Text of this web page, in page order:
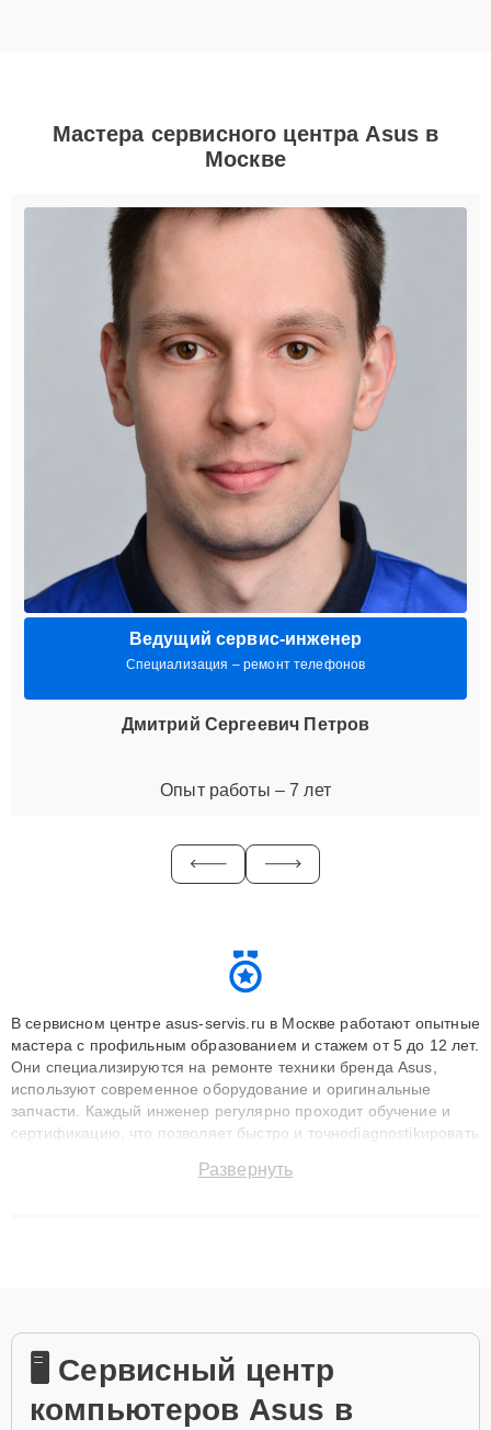
Мастера сервисного центра Asus в
Москве
Ведущий сервис-инженер
Специализация – ремонт телефонов
Дмитрий Сергеевич Петров
Опыт работы – 7 лет
В сервисном центре asus-servis.ru в Москве работают опытные
мастера с профильным образованием и стажем от 5 до 12 лет.
Они специализируются на ремонте техники бренда Asus,
используют современное оборудование и оригинальные
запчасти. Каждый инженер регулярно проходит обучение и
сертификацию, что позволяет быстро и точноdiagnostikировать
до 3 лет. Наши мастера решают сложные случаи: от замены
Развернуть
🖥️ Сервисный центр
компьютеров Asus в